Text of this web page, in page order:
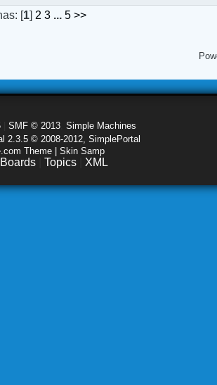
[1] 2 3 ... 5 >>
SMF © 2013 Simple Machines
2.3.5 © 2008-2012, SimplePortal
Theme | Skin Samp
Boards Topics XML